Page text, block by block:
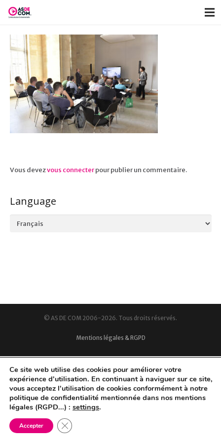
Vous devezvous connecterpour publier un commentaire.
Language
Language
© AS DE COM 2006-2026. Tous droits réservés.
Mentions légales & RGPD
Ce site web utilise des cookies pour améliorer votre
expérience d'utilisation. En continuant à naviguer sur ce site,
vous acceptez l'utilisation de cookies conformément à notre
politique de confidentialité mentionnée dans nos mentions
légales (RGPD...) : settings.
Accepter Fermer la bannière des cookies GDPR